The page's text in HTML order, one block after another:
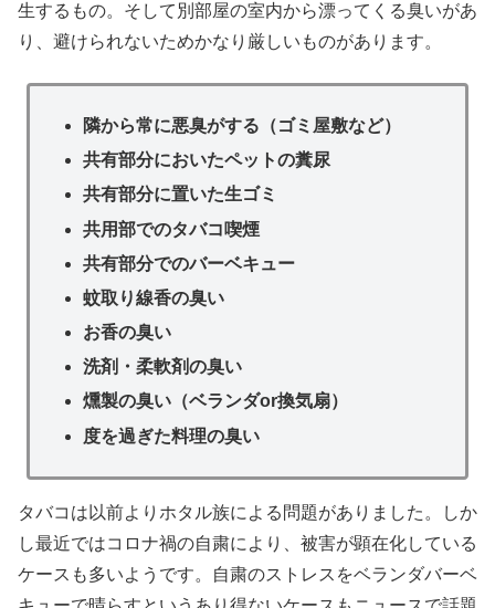
生するもの。そして別部屋の室内から漂ってくる臭いがあ
り、避けられないためかなり厳しいものがあります。
隣から常に悪臭がする（ゴミ屋敷など）
共有部分においたペットの糞尿
共有部分に置いた生ゴミ
共用部でのタバコ喫煙
共有部分でのバーベキュー
蚊取り線香の臭い
お香の臭い
洗剤・柔軟剤の臭い
燻製の臭い（ベランダor換気扇）
度を過ぎた料理の臭い
タバコは以前よりホタル族による問題がありました。しか
し最近ではコロナ禍の自粛により、被害が顕在化している
ケースも多いようです。自粛のストレスをベランダバーベ